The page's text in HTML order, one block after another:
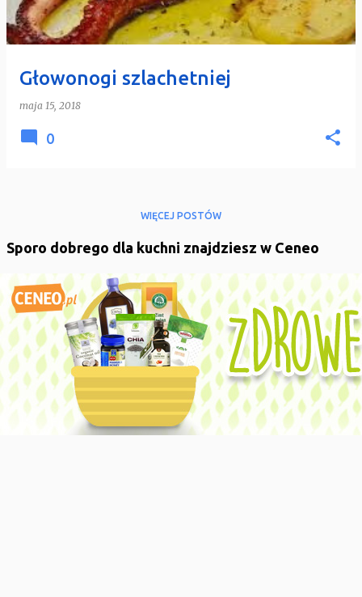
y
Głowonogi szlachetniej
maja 15, 2018
0
WIĘCEJ POSTÓW
Sporo dobrego dla kuchni znajdziesz w Ceneo